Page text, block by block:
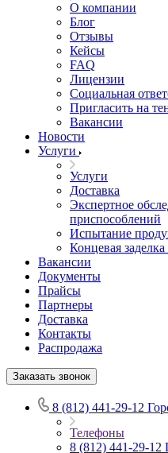
О компании
Блог
Отзывы
Кейсы
FAQ
Лицензии
Социальная
Пригласить на
Вакансии
Новости
Услуги
Услуги
Доставка
Экспертное
приспособлений
Испытание
Концевая заделка
Вакансии
Документы
Прайсы
Партнеры
Доставка
Контакты
Распродажа
Заказать звонок
8 (812) 441-29-12
Телефоны
8 (812) 441-29-12